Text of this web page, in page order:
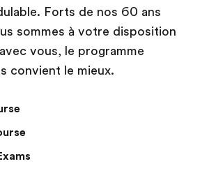
Forts de nos 60 ans
sommes à votre disposition
vous, le programme
convient le mieux.